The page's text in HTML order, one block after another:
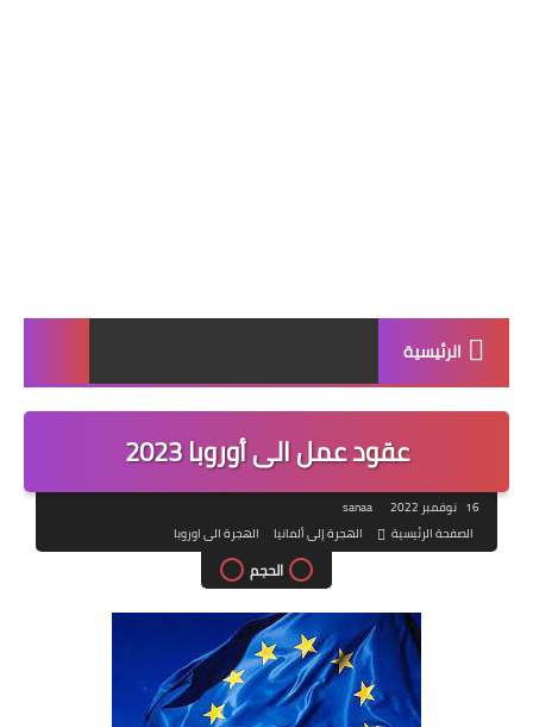
الرئيسية
عقود عمل الى أوروبا 2023
16 نوفمبر 2022
sanaa
الصفحة الرئيسية
الهجرة إلى ألمانيا الهجرة الى اوروبا
الحجم